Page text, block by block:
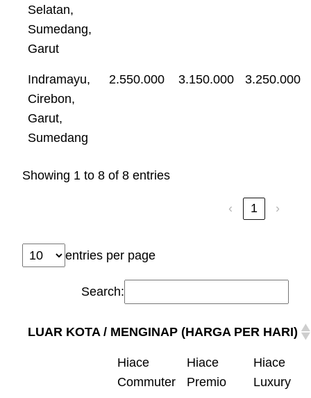
Selatan,
Sumedang,
Garut
Indramayu,
Cirebon,
Garut,
Sumedang
2.550.000 3.150.000 3.250.000
Showing 1 to 8 of 8 entries
‹ 1 ›
entries per page
Search:
LUAR KOTA / MENGINAP (HARGA PER HARI)
Hiace
Commuter
Hiace
Premio
Hiace
Luxury